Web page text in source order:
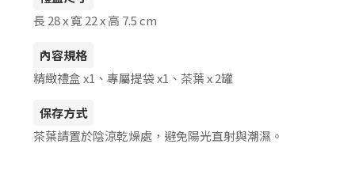
長 28 x 寬 22 x 高 7.5 cm
內容規格
精緻禮盒 x1、專屬提袋 x1、茶葉 x 2罐
保存方式
茶葉請置於陰涼乾燥處，避免陽光直射與潮濕。